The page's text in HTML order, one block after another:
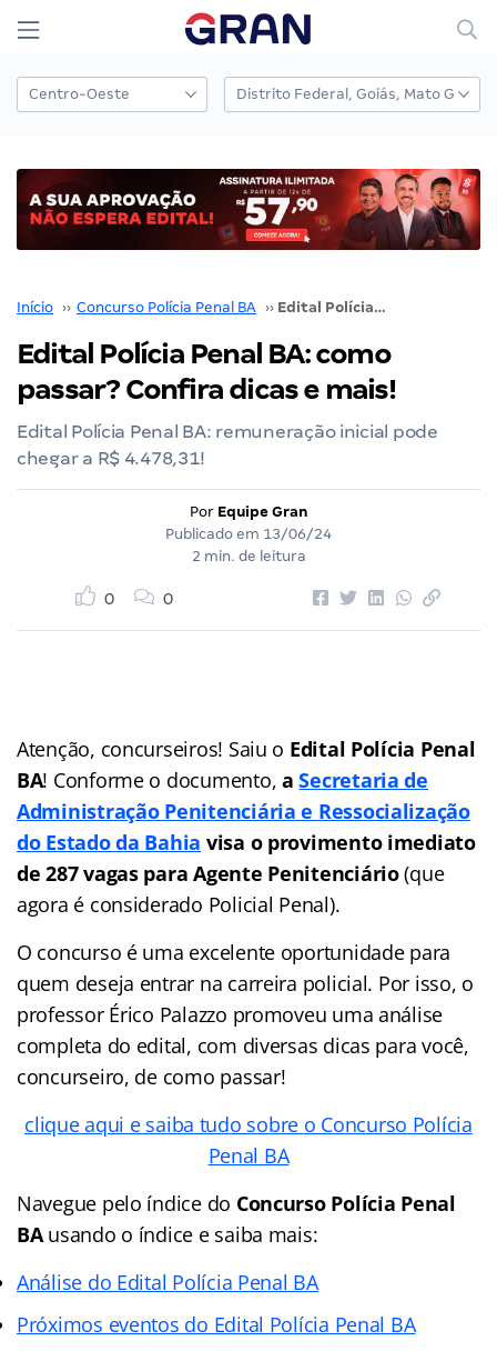
Início ›› Concurso Polícia Penal BA ›› Edital Polícia Penal BA: como passar? Confira dicas e mais!
Edital Polícia Penal BA: como
passar? Confira dicas e mais!
Edital Polícia Penal BA: remuneração inicial pode
chegar a R$ 4.478,31!
Por Equipe Gran
Publicado em 13/06/24
2 min. de leitura
0 0
Atenção, concurseiros! Saiu o Edital Polícia Penal
BA! Conforme o documento, aSecretaria de
Administração Penitenciária e Ressocialização
do Estado da Bahia visa o provimento imediato
de 287 vagas para Agente Penitenciário(que
agora é considerado Policial Penal).
O concurso é uma excelente oportunidade para
quem deseja entrar na carreira policial. Por isso, o
professor Érico Palazzo promoveu uma análise
completa do edital, com diversas dicas para você,
concurseiro, de como passar!
clique aqui e saiba tudo sobre o Concurso Polícia
Penal BA
Navegue pelo índice do Concurso Polícia Penal
BAusando o índice e saiba mais:
Análise do Edital Polícia Penal BA
Próximos eventos do Edital Polícia Penal BA